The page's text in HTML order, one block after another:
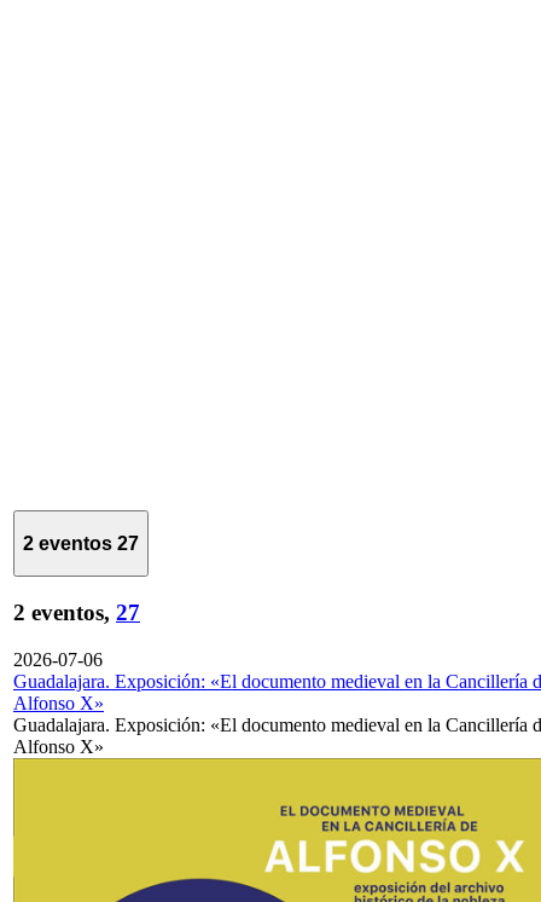
2 eventos 27
2 eventos, 27
2026-07-06
Guadalajara. Exposición: «El documento medieval en la Cancillería
Alfonso X»
Guadalajara. Exposición: «El documento medieval en la Cancillería
Alfonso X»